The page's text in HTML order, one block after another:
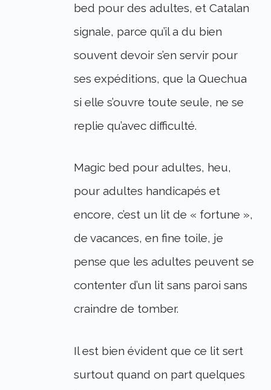
bed pour des adultes, et Catalan
signale, parce qu’il a du bien
souvent devoir s’en servir pour
ses expéditions, que la Quechua
si elle s’ouvre toute seule, ne se
replie qu’avec difficulté.
Magic bed pour adultes, heu,
pour adultes handicapés et
encore, c’est un lit de « fortune »,
de vacances, en fine toile, je
pense que les adultes peuvent se
contenter d’un lit sans paroi sans
craindre de tomber.
Il est bien évident que ce lit sert
surtout quand on part quelques